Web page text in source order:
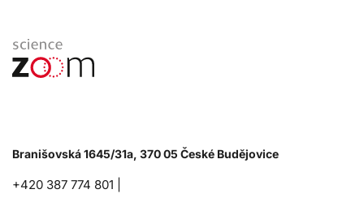
Branišovská 1645/31a, 370 05 České Budějovice
+420 387 774 801 |